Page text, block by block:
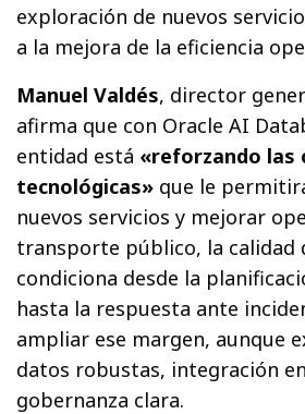
exploración de nuevos
a la mejora de la eficiencia
Manuel Valdés, director
afirma que con Oracle AI
entidad está «reforzando las
tecnológicas» que le
nuevos servicios y mejorar
transporte público, la calidad
condiciona desde la
hasta la respuesta ante
ampliar ese margen, aunque
datos robustas, integración
gobernanza clara.